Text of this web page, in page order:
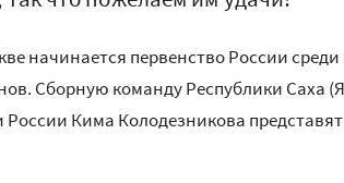
начинается первенство России
Сборную команду Республики Саха
Кима Колодезникова